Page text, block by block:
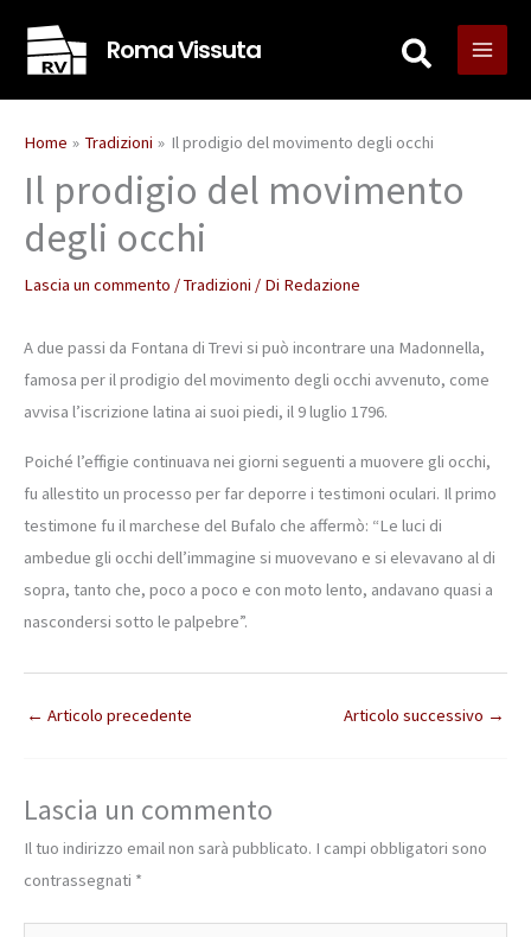
contenuto
Roma Vissuta
Home Tradizioni Il prodigio del movimento degli occhi
Il prodigio del movimento
degli occhi
Lascia un commento /Tradizioni / Di Redazione
A due passi da Fontana di Trevi si può incontrare una Madonnella,
famosa per il prodigio del movimento degli occhi avvenuto, come
avvisa l’iscrizione latina ai suoi piedi, il 9 luglio 1796.
Poiché l’effigie continuava nei giorni seguenti a muovere gli occhi,
fu allestito un processo per far deporre i testimoni oculari. Il primo
testimone fu il marchese del Bufalo che affermò: “Le luci di
ambedue gli occhi dell’immagine si muovevano e si elevavano al di
sopra, tanto che, poco a poco e con moto lento, andavano quasi a
nascondersi sotto le palpebre”.
← Articolo precedente Articolo successivo →
Lascia un commento
Il tuo indirizzo email non sarà pubblicato. I campi obbligatori sono
contrassegnati *